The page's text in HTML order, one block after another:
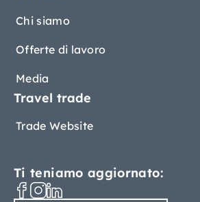
Chi siamo
Offerte di lavoro
Media
Travel trade
Trade Website
Ti teniamo aggiornato: